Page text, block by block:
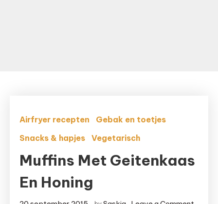
Airfryer recepten
Gebak en toetjes
Snacks & hapjes
Vegetarisch
Muffins Met Geitenkaas
En Honing